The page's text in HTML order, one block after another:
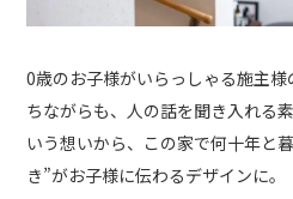
0歳のお子様がいらっしゃる施主
ちながらも、人の話を聞き入れる
いう想いから、この家で何十年と
き”がお子様に伝わるデザインに。